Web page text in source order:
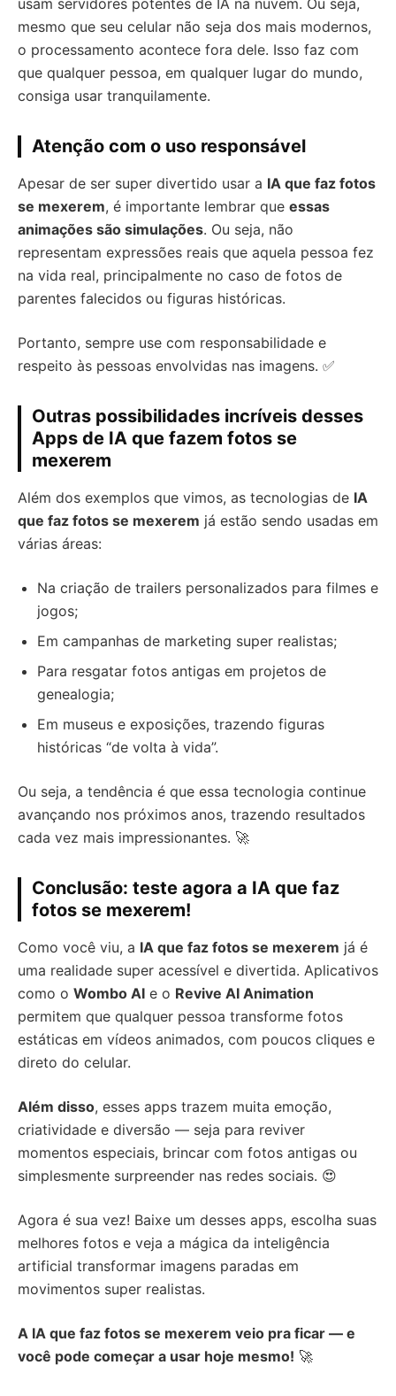
mesmo que seu celular não seja dos mais modernos,
o processamento acontece fora dele. Isso faz com
que qualquer pessoa, em qualquer lugar do mundo,
consiga usar tranquilamente.
Atenção com o uso responsável
Apesar de ser super divertido usar a IA que faz fotos
se mexerem, é importante lembrar que essas
animações são simulações. Ou seja, não
representam expressões reais que aquela pessoa fez
na vida real, principalmente no caso de fotos de
parentes falecidos ou figuras históricas.
Portanto, sempre use com responsabilidade e
respeito às pessoas envolvidas nas imagens. ✅
Outras possibilidades incríveis desses
Apps de IA que fazem fotos se
mexerem
Além dos exemplos que vimos, as tecnologias de IA
que faz fotos se mexerem já estão sendo usadas em
várias áreas:
Na criação de trailers personalizados para filmes e
jogos;
Em campanhas de marketing super realistas;
Para resgatar fotos antigas em projetos de
genealogia;
Em museus e exposições, trazendo figuras
históricas “de volta à vida”.
Ou seja, a tendência é que essa tecnologia continue
avançando nos próximos anos, trazendo resultados
cada vez mais impressionantes. 🚀
Conclusão: teste agora a IA que faz
fotos se mexerem!
Como você viu, a IA que faz fotos se mexerem já é
uma realidade super acessível e divertida. Aplicativos
como o Wombo AI e o Revive AI Animation
permitem que qualquer pessoa transforme fotos
estáticas em vídeos animados, com poucos cliques e
direto do celular.
Além disso, esses apps trazem muita emoção,
criatividade e diversão — seja para reviver
momentos especiais, brincar com fotos antigas ou
simplesmente surpreender nas redes sociais. 😍
Agora é sua vez! Baixe um desses apps, escolha suas
melhores fotos e veja a mágica da inteligência
artificial transformar imagens paradas em
movimentos super realistas.
A IA que faz fotos se mexerem veio pra ficar — e
você pode começar a usar hoje mesmo! 🚀